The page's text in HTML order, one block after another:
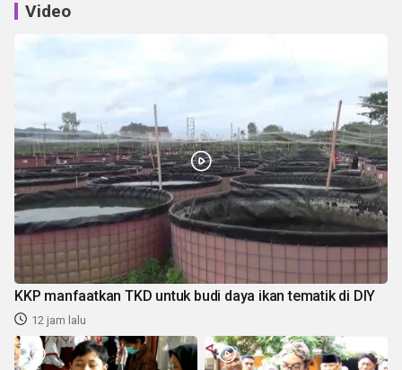
Video
KKP manfaatkan TKD untuk budi daya ikan tematik di DIY
12 jam lalu